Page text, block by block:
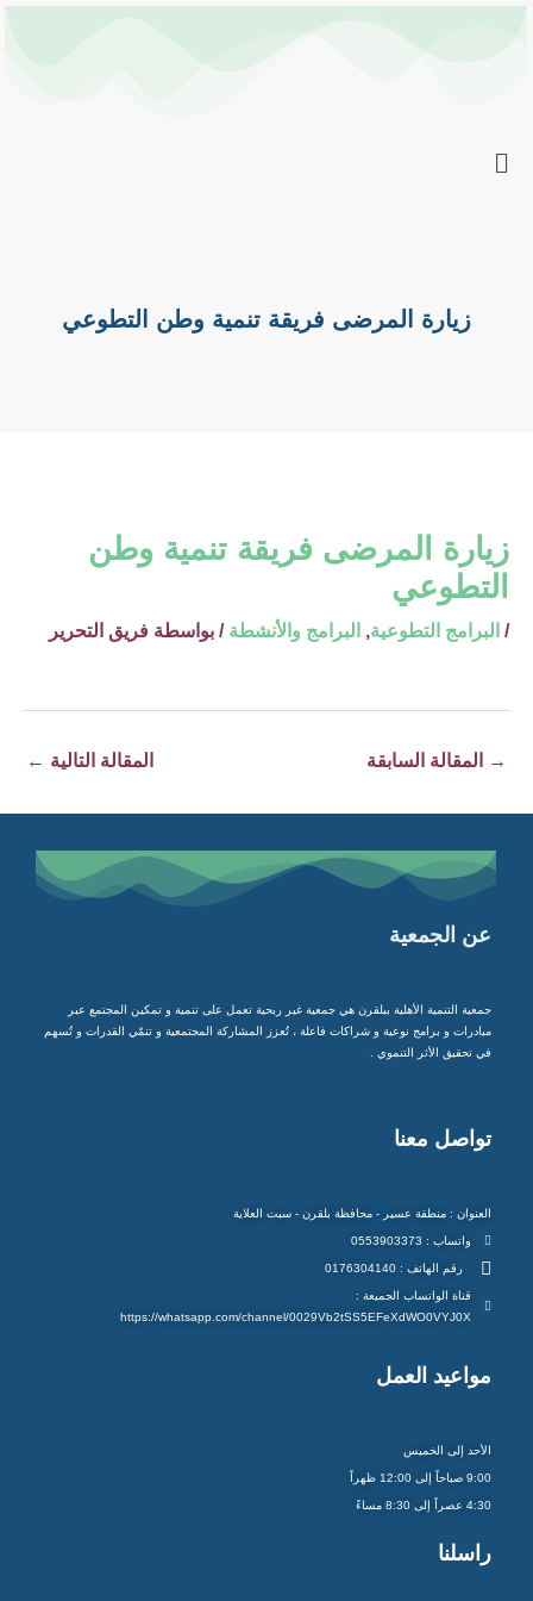
زيارة المرضى فريقة تنمية وطن التطوعي
زيارة المرضى فريقة تنمية وطن
التطوعي
/ البرامج التطوعية, البرامج والأنشطة / بواسطة فريق التحرير
navigation
→ المقالة السابقة المقالة التالية ←
عن الجمعية
جمعية التنمية الأهلية ببلقرن هي جمعية غير ربحية تعمل على تنمية و تمكين المجتمع عبر
مبادرات و برامج نوعية و شراكات فاعلة ، تُعزز المشاركة المجتمعية و تنمّي القدرات و تُسهم
في تحقيق الأثر التنموي .
تواصل معنا
العنوان : منطقة عسير - محافظة بلقرن - سبت العلاية
واتساب : 0553903373
رقم الهاتف : 0176304140
قناة الواتساب الجميعة :
https://whatsapp.com/channel/0029Vb2tSS5EFeXdWO0VYJ0X
مواعيد العمل
الأحد إلى الخميس
9:00 صباحاً إلى 12:00 ظهراً
4:30 عصراً إلى 8:30 مساءً
راسلنا